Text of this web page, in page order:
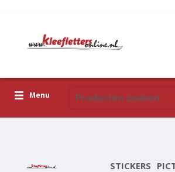
Menu
STICKERS